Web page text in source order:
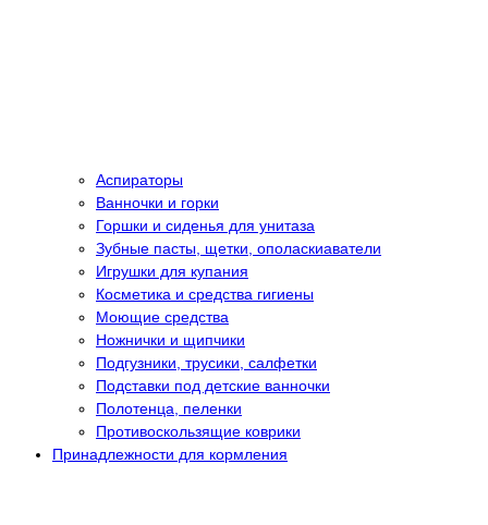
Аспираторы
Ванночки и горки
Горшки и сиденья для унитаза
Зубные пасты, щетки, ополаскиаватели
Игрушки для купания
Косметика и средства гигиены
Моющие средства
Ножнички и щипчики
Подгузники, трусики, салфетки
Подставки под детские ванночки
Полотенца, пеленки
Противоскользящие коврики
Принадлежности для кормления